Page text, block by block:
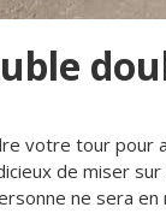
votre tour pour
de miser
ne sera en